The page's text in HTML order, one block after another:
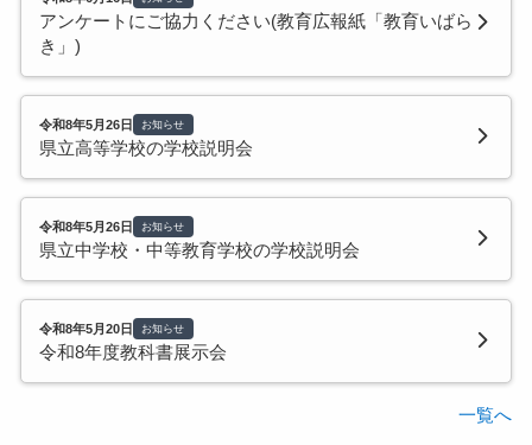
アンケートにご協力ください(教育広報紙「教育いばら
き」)
令和8年5月26日 お知らせ
県立高等学校の学校説明会
令和8年5月26日 お知らせ
県立中学校・中等教育学校の学校説明会
令和8年5月20日 お知らせ
令和8年度教科書展示会
一覧へ